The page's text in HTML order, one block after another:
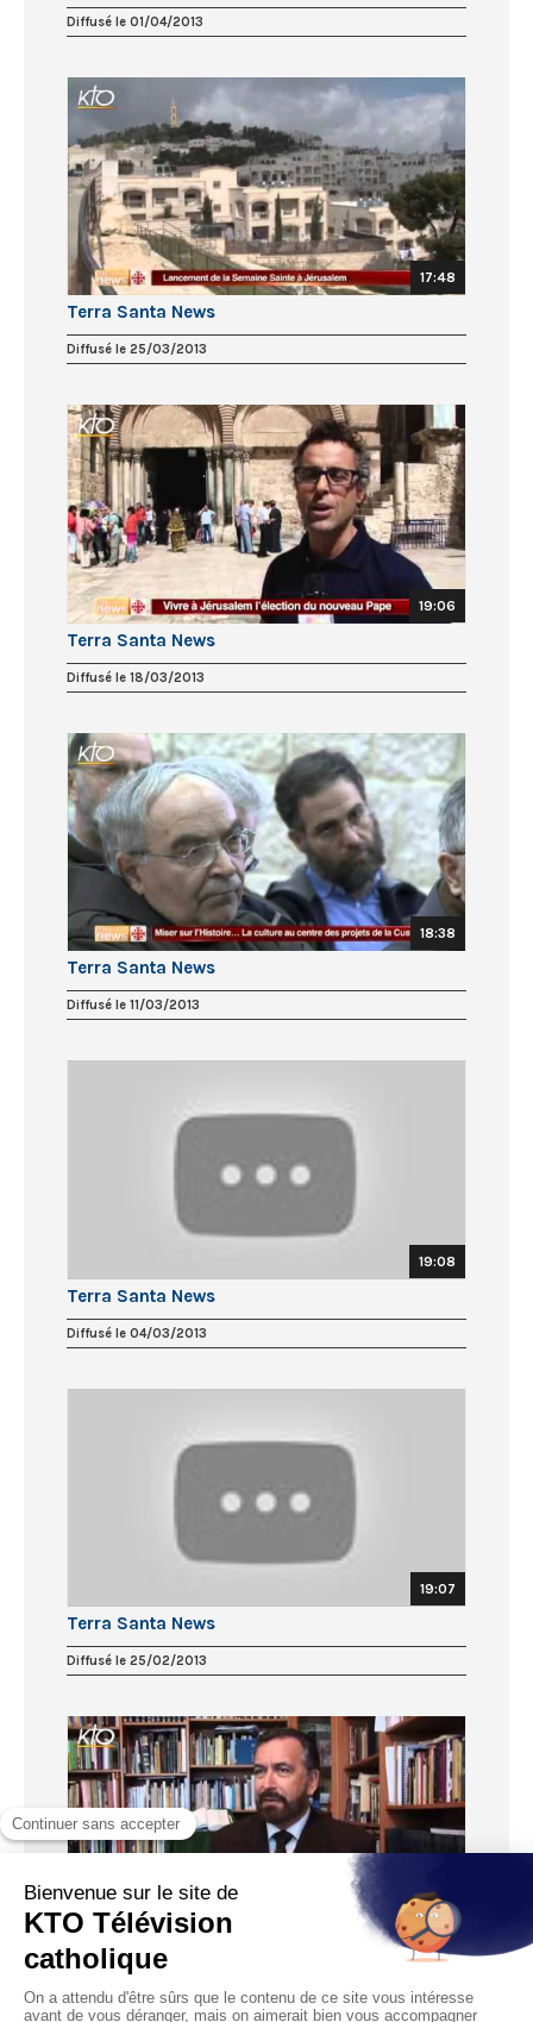
Diffusé le 01/04/2013
17:48
Terra Santa News
Diffusé le 25/03/2013
19:06
Terra Santa News
Diffusé le 18/03/2013
18:38
Terra Santa News
Diffusé le 11/03/2013
19:08
Terra Santa News
Diffusé le 04/03/2013
19:07
Terra Santa News
Diffusé le 25/02/2013
18:05
Terra Santa News
Diffusé le 18/02/2013